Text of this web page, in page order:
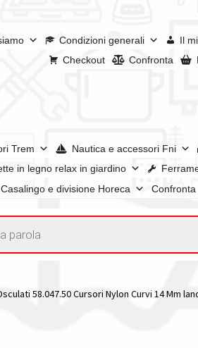
Condizioni generali Il
Checkout
Confronta
Trem Nautica e accessori Fni
in legno relax in giardino
Casalingo e divisione Horeca Confronta
ConfrontaConfrontaI nostri negozi
WishlistCheckoutIl mio account
58.047.50 Cursori Nylon Curvi 14 Mm